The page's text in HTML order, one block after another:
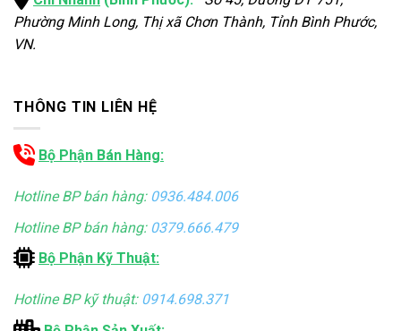
Phường Minh Long, Thị xã Chơn Thành, Tỉnh Bình Phước,
VN.
THÔNG TIN LIÊN HỆ
Bộ Phận Bán Hàng:
Hotline BP bán hàng: 0936.484.006
Hotline BP bán hàng: 0379.666.479
Bộ Phận Kỹ Thuật:
Hotline BP kỹ thuật: 0914.698.371